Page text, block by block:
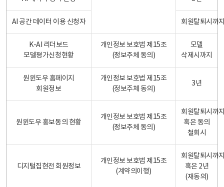
AI 공간 데이터 이용 신청자 회원탈퇴시까
K-AI 리더보드
모델평가신청현황
개인정보 보호법 제15조
(정보주체 동의)
모델
삭제시까지
원윈도우 홈페이지
회원정보
개인정보 보호법 제15조
(정보주체 동의)
3년
원윈도우 홍보동의 현황
개인정보 보호법 제15조
(정보주체 동의)
회원탈퇴시까
혹은 동의
철회시
디지털집현전 회원정보
개인정보 보호법 제15조
(계약의이행)
회원탈퇴시까
혹은 2년
(재동의)